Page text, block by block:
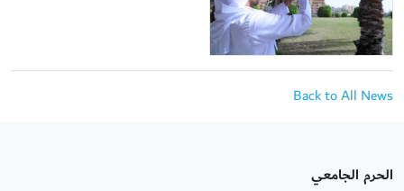
Back to All News
الحرم الجامعي